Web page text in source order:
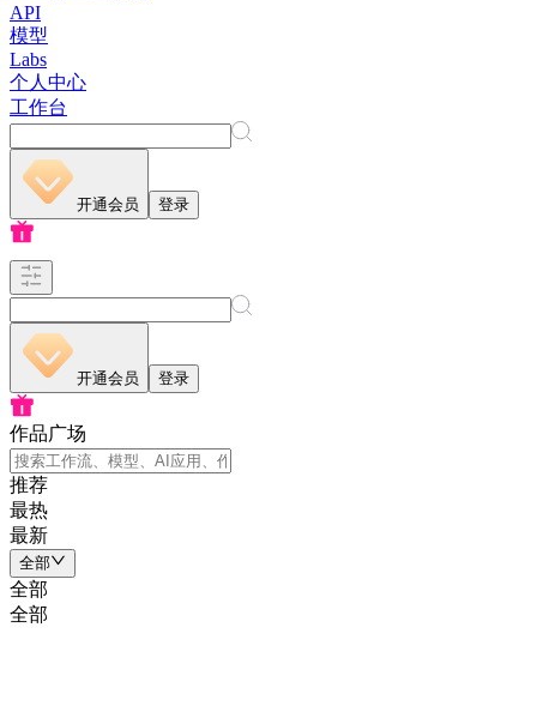
API
模型
Labs
个人中心
工作台
开通会员 登录
开通会员 登录
作品广场
推荐
最热
最新
全部
全部
全部